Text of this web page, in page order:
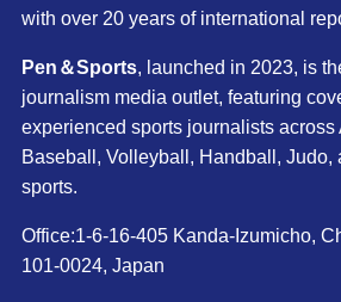
with over 20 years of international
Pen＆Sports, launched in 2023, is
journalism media outlet, featuring
experienced sports journalists across
Baseball, Volleyball, Handball, Judo,
sports.
Office:1-6-16-405 Kanda-Izumicho,
101-0024, Japan